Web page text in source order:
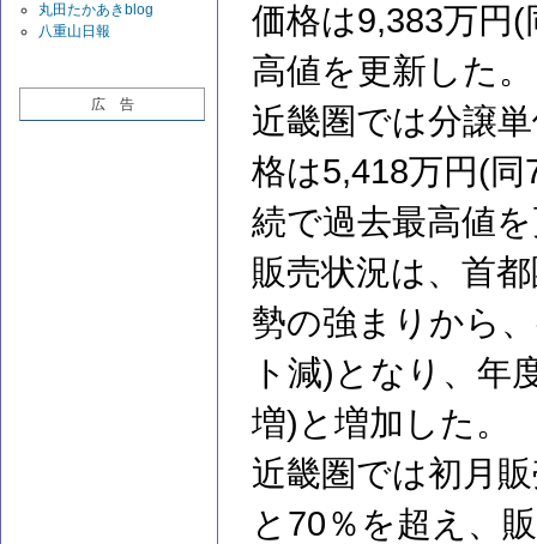
丸田たかあきblog
八重山日報
広 告
価格は9,383万円
高値を更新した。
近畿圏では分譲
格は5,418万円(
続で過去最高値
販売状況は、首
勢の強まりから
ト減)となり、年
増)と増加した。
近畿圏では初月
と70％を超え、